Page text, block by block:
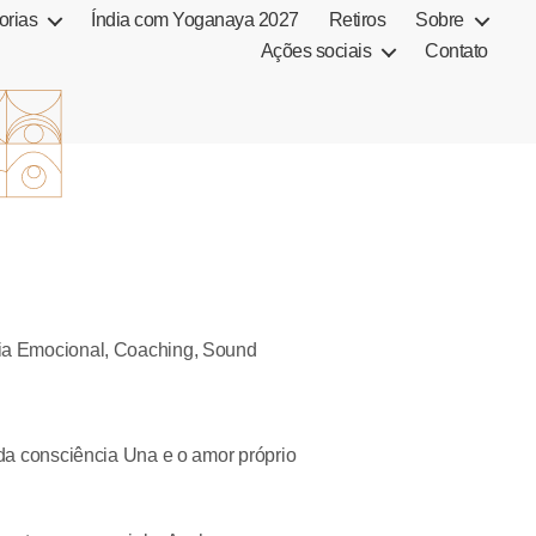
Índia com Yoganaya 2027 Retiros
Sobre
Ações sociais
Contato
Emocional, Coaching, Sound
consciência Una e o amor próprio